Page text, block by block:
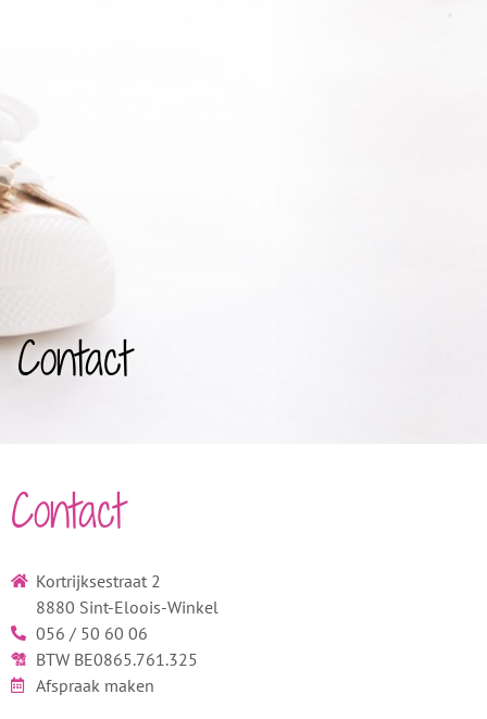
Contact
Contact
Kortrijksestraat 2
8880 Sint-Eloois-Winkel
056 / 50 60 06
BTW BE0865.761.325
Afspraak maken